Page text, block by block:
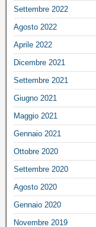
Settembre 2022
Agosto 2022
Aprile 2022
Dicembre 2021
Settembre 2021
Giugno 2021
Maggio 2021
Gennaio 2021
Ottobre 2020
Settembre 2020
Agosto 2020
Gennaio 2020
Novembre 2019